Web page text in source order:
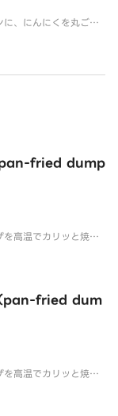
、にんにくを丸ごと
fried dump
高温でカリッと焼き
pan-fried dum
高温でカリッと焼き